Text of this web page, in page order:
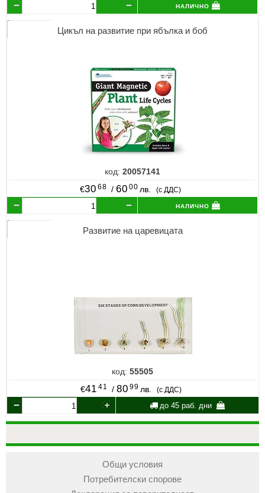
налично
Цикъл на развитие при ябълка и боб
код: 20057141
€30 68 / 60 00 лв. (с ДДС)
налично
Развитие на царевицата
код:55505
€41 41 / 80 99 лв. (с ДДС)
до 45 раб. дни
Общи условия
Потребителски спорове